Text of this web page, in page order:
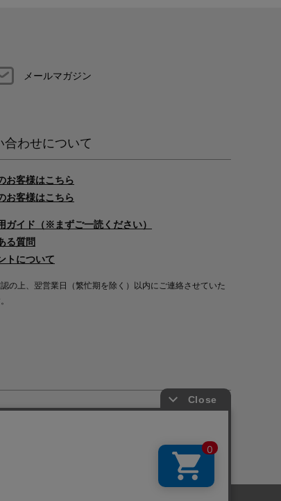
メールマガジン
合わせについて
お客様はこちら
お客様はこちら
ガイド（※まずご一読ください）
る質問
トについて
の上、翌営業日（繁忙期を除く）以内にご連絡させていた